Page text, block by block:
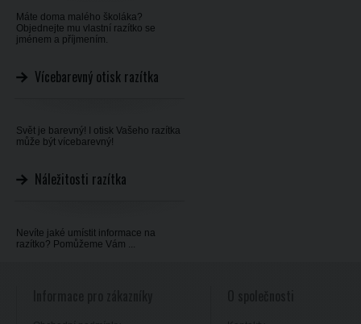
Máte doma malého školáka?
Objednejte mu vlastní razítko se
jménem a příjmením.
Vícebarevný otisk razítka
Svět je barevný! I otisk Vašeho razítka
může být vícebarevný!
Náležitosti razítka
Nevíte jaké umístit informace na
razítko? Pomůžeme Vám ...